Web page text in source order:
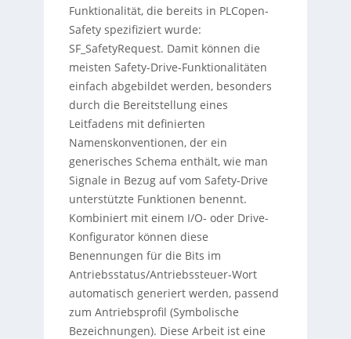
Funktionalität, die bereits in PLCopen-
Safety spezifiziert wurde:
SF_SafetyRequest. Damit können die
meisten Safety-Drive-Funktionalitäten
einfach abgebildet werden, besonders
durch die Bereitstellung eines
Leitfadens mit definierten
Namenskonventionen, der ein
generisches Schema enthält, wie man
Signale in Bezug auf vom Safety-Drive
unterstützte Funktionen benennt.
Kombiniert mit einem I/O- oder Drive-
Konfigurator können diese
Benennungen für die Bits im
Antriebsstatus/Antriebssteuer-Wort
automatisch generiert werden, passend
zum Antriebsprofil (Symbolische
Bezeichnungen). Diese Arbeit ist eine